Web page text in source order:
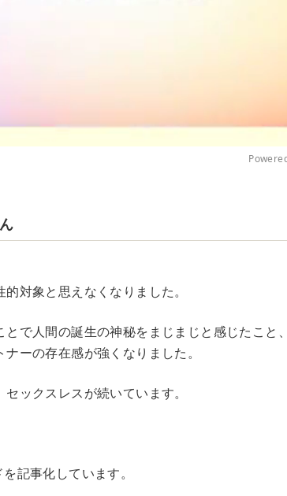
対象と思えなくなりました。
で人間の誕生の神秘をまじまじと感じたこと
ーの存在感が強くなりました。
ックスレスが続いています。
記事化しています。